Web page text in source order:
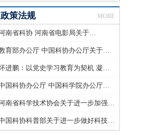
政策法规 MORE
河南省科协 河南省电影局关于开展公益科普进影院活动的通知
教育部办公厅 中国科协办公厅关于利用科普资源助推“双减”工作的通知
怀进鹏：以党史学习教育为契机 凝聚众心向党、自立自强的科技力量
中国科协办公厅 中国科学院办公厅关于印发《2021年度科普中国创作指南》的通知
河南省科学技术协会关于进一步加强河南省科技志愿者队伍建设的通知
中国科协科普部关于进一步做好科技志愿服务有关工作的通知